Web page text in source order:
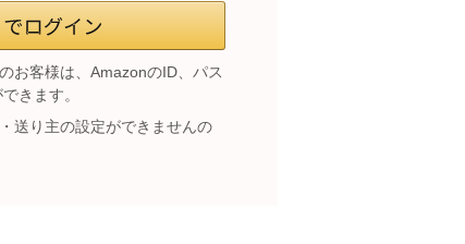
お客様は、AmazonのID、パス
きます。
送り主の設定ができませんの